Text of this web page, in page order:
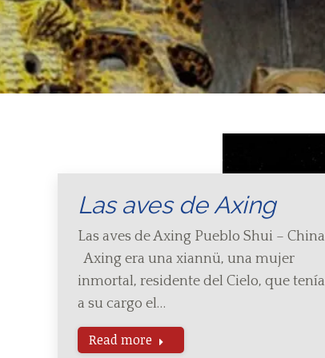
Las aves de Axing
Las aves de Axing Pueblo Shui – China
Axing era una xiannü, una mujer
inmortal, residente del Cielo, que tenía
a su cargo el…
Read more